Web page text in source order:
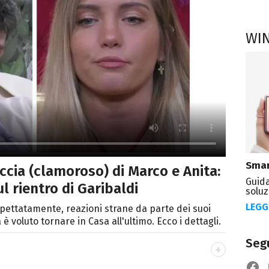
(clamoroso) di Marco e Anita:
rientro di Garibaldi
reazioni strane da parte dei suoi
voluto tornare in Casa all'ultimo. Ecco i dettagli.